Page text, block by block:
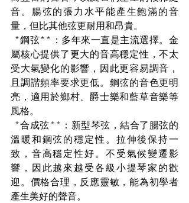
音。腸弦的張力水平能產生飽滿的音
量，但比其他弦更耐用和昂貴。
*鋼弦**：多年來一直是主流選擇。金
屬核心提供了更大的音高穩定性，不太
受大氣變化的影響，因此更容易調音，
且調諧頻率要求更低。鋼弦的音色更明
亮，適用於鄉村、爵士樂和藍草音樂等
風格。
*合成弦**：新型琴弦，結合了腸弦的
溫暖和鋼弦的穩定性。拉伸後保持一
致，音高穩定性好。不受氣候變遷影
響，因此越來越受各級小提琴家的歡
迎。價格合理，反應靈敏，能為初學者
產生美好的聲音。